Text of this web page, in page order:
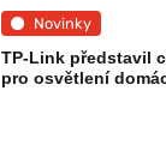
Novinky
TP-Link představil
pro osvětlení